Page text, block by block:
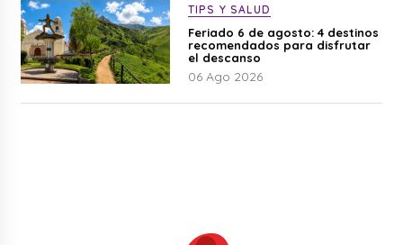
TIPS Y SALUD
Feriado 6 de agosto: 4 destinos
recomendados para disfrutar
el descanso
06 Ago 2026